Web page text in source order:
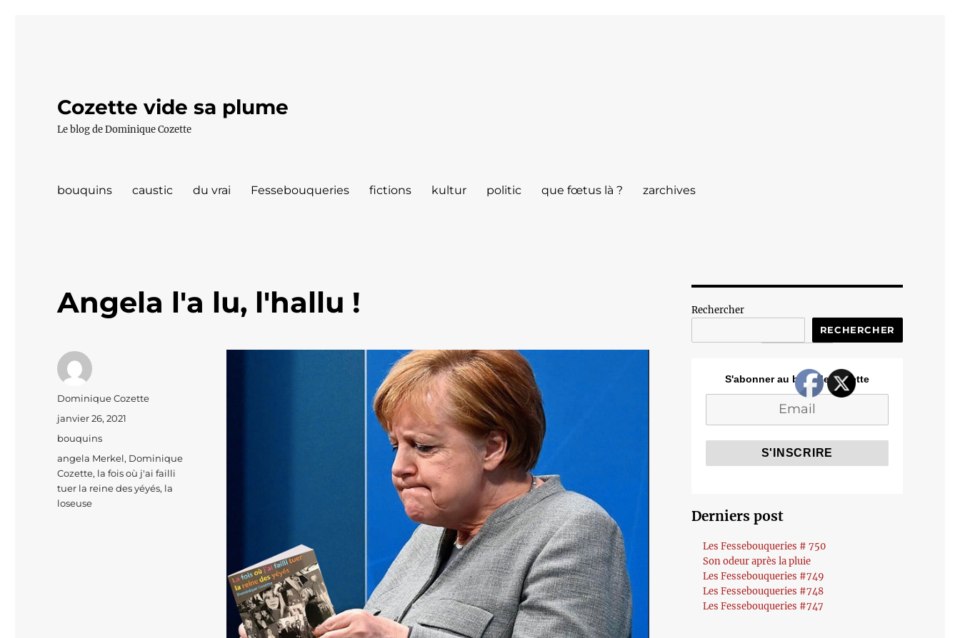
Cozette vide sa plume
Le blog de Dominique Cozette
bouquins caustic du vrai Fessebouqueries fictions kultur politic que fœtus là ? zarchives
Angela l'a lu, l'hallu !
Auteur
Dominique Cozette
Publié
le
janvier 26, 2021
Catégories
bouquins
Étiquettes
angela Merkel, Dominique
Cozette, la fois où j'ai failli
tuer la reine des yéyés, la
loseuse
Rechercher
RECHERCHER
S'abonner au blog de Cozette
Derniers post
Les Fessebouqueries # 750
Son odeur après la pluie
Les Fessebouqueries #749
Les Fessebouqueries #748
Les Fessebouqueries #747